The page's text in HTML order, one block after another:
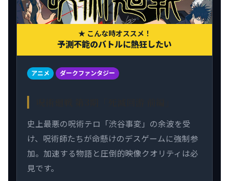
★ こんな時オススメ！
予測不能のバトルに熱狂したい
アニメ ダークファンタジー
史上最悪の呪術テロ「渋谷事変」の余波を受
け、呪術師たちが命懸けのデスゲームに強制参
加。加速する物語と圧倒的映像クオリティは必
見です。